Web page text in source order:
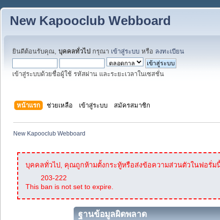
New Kapooclub Webboard
ยินดีต้อนรับคุณ, บุคคลทั่วไป กรุณา เข้าสู่ระบบ หรือ ลงทะเบียน
เข้าสู่ระบบด้วยชื่อผู้ใช้ รหัสผ่าน และระยะเวลาในเซสชั่น
หน้าแรก ช่วยเหลือ เข้าสู่ระบบ สมัครสมาชิก
New Kapooclub Webboard
บุคคลทั่วไป, คุณถูกห้ามตั้งกระทู้หรือส่งข้อความส่วนตัวในฟอรั่ม
203-222
This ban is not set to expire.
ฐานข้อมูลผิดพลาด